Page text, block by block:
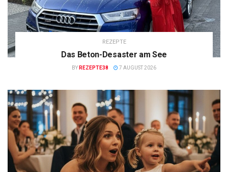
REZEPTE
Das Beton-Desaster am See
BY REZEPTE38 7 AUGUST 2026